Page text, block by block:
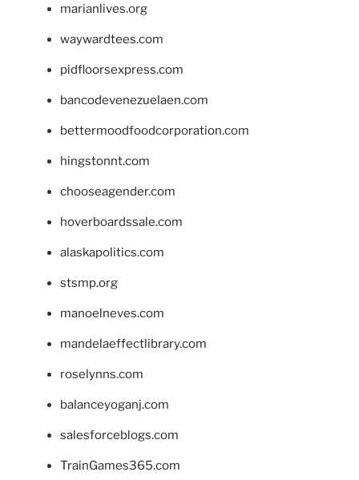
marianlives.org
waywardtees.com
pidfloorsexpress.com
bancodevenezuelaen.com
bettermoodfoodcorporation.com
hingstonnt.com
chooseagender.com
hoverboardssale.com
alaskapolitics.com
stsmp.org
manoelneves.com
mandelaeffectlibrary.com
roselynns.com
balanceyoganj.com
salesforceblogs.com
TrainGames365.com